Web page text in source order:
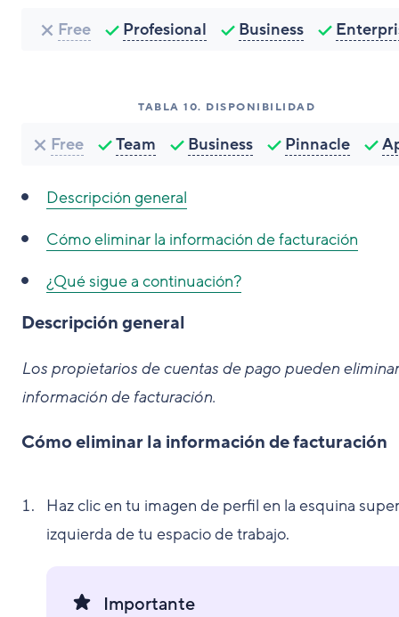
Free Profesional Business
TABLA 10. DISPONIBILIDAD
Free Team Business Pinnacle
Descripción general
Cómo eliminar la información de facturación
¿Qué sigue a continuación?
Descripción general
Los propietarios de cuentas de pago pueden
información de facturación.
Cómo eliminar la información de facturación
Haz clic en tu imagen de perfil en la esquina
izquierda de tu espacio de trabajo.
Importante